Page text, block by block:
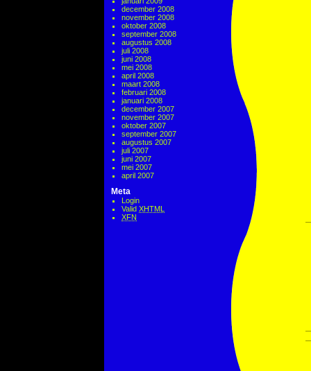
december 2008
november 2008
oktober 2008
september 2008
augustus 2008
juli 2008
juni 2008
mei 2008
april 2008
maart 2008
februari 2008
januari 2008
december 2007
november 2007
oktober 2007
september 2007
augustus 2007
juli 2007
juni 2007
mei 2007
april 2007
Meta
Login
Valid XHTML
XFN